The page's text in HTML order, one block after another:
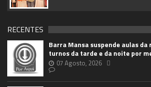
RECENTES
Barra Mansa suspende aulas
turnos da tarde e da noite por
07 Agosto, 2026